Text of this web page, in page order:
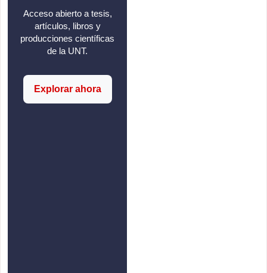
Acceso abierto a tesis,
artículos, libros y
producciones científicas
de la UNT.
Explorar ahora